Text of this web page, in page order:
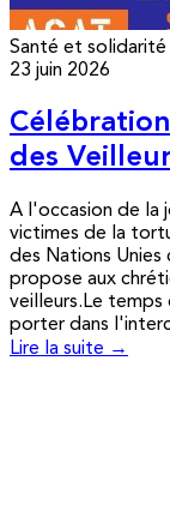
Santé et solidarité
23 juin 2026
des
A l'occasion de la
victimes de la
des Nations Unies
propose aux
veilleurs.Le temps
porter dans
Lire la suite →